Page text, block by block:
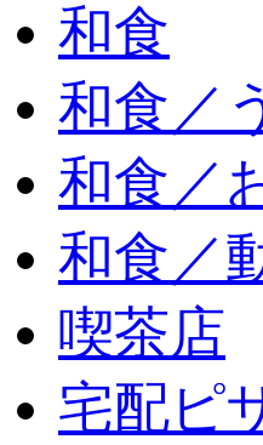
和食
和食／
和食／
和食／
喫茶店
宅配ピ